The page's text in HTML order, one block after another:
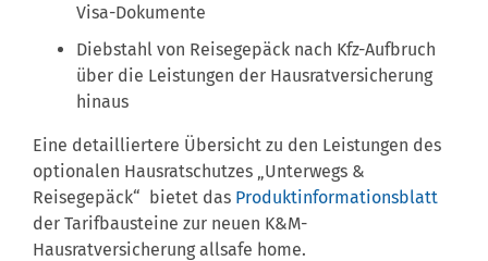
Visa-Dokumente
Diebstahl von Reisegepäck nach Kfz-Aufbruch
über die Leistungen der Hausratversicherung
hinaus
Eine detailliertere Übersicht zu den Leistungen des
optionalen Hausratschutzes „Unterwegs &
Reisegepäck“ bietet das Produktinformationsblatt
der Tarifbausteine zur neuen K&M-
Hausratversicherung allsafe home.